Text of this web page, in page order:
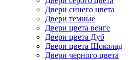
Двери синего цвета
Двери темные
Двери цвета венге
Двери цвета Дуб
Двери цвета Шоколад
Двери черного цвета